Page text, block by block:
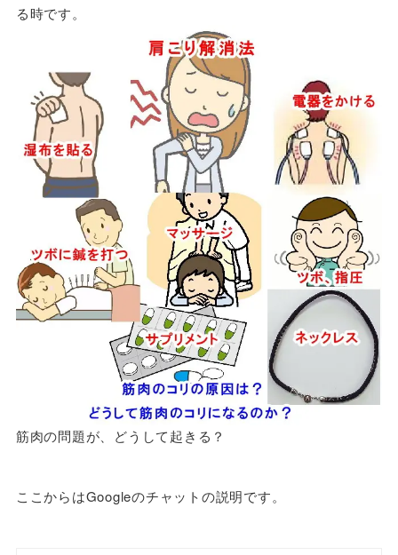
る時です。
筋肉の問題が、どうして起きる？
ここからはGoogleのチャットの説明です。